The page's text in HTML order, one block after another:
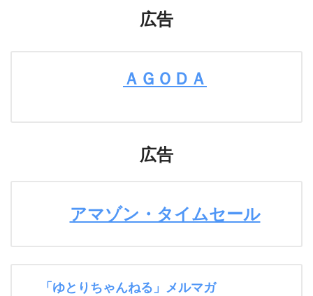
広告
ＡＧＯＤＡ
広告
アマゾン・タイムセール
「ゆとりちゃんねる」メルマガ